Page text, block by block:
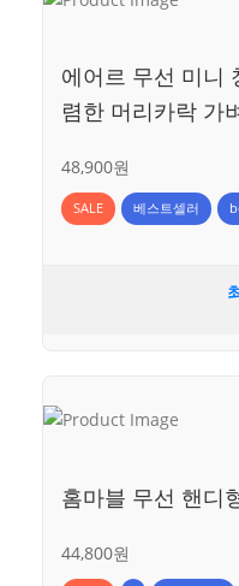
에어르 무선 미니
렴한 머리카락 가
48,900원
SALE 베스트셀러
홈마블 무선 핸디
44,800원